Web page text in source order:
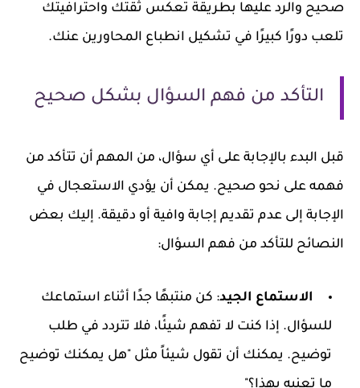
صحيح والرد عليها بطريقة تعكس ثقتك واحترافيتك
تلعب دورًا كبيرًا في تشكيل انطباع المحاورين عنك.
التأكد من فهم السؤال بشكل صحيح
قبل البدء بالإجابة على أي سؤال، من المهم أن تتأكد من
فهمه على نحو صحيح. يمكن أن يؤدي الاستعجال في
الإجابة إلى عدم تقديم إجابة وافية أو دقيقة. إليك بعض
النصائح للتأكد من فهم السؤال:
الاستماع الجيد: كن منتبهًا جدًا أثناء استماعك
للسؤال. إذا كنت لا تفهم شيئًا، فلا تتردد في طلب
توضيح. يمكنك أن تقول شيئاً مثل "هل يمكنك توضيح
ما تعنيه بهذا؟"